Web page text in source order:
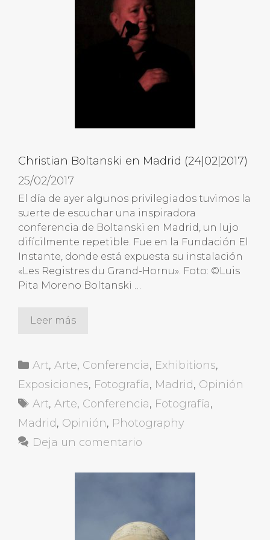
Christian Boltanski en Madrid (24|02|2017)
25/02/2017
El día de ayer algunos privilegiados tuvimos la
suerte de escuchar una inspiradora
conferencia de Boltanski en Madrid, un lujo
difícilmente repetible. Fue en la Fundación El
Instante, donde está expuesta su instalación
«Les Registres du Grand-Hornu». Foto: ©Luis
Pita Moreno Boltanski …
Leer más
Categorías
Art,Arte, Conferencia, Exhibitions,
Exposiciones, Fotografía, Madrid, Opinión
Etiquetas
Art,Arte, Conferencia, Fotografía,
Madrid, Opinión, Photography
Deja un comentario